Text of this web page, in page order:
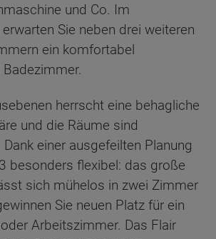
und Co. Im
Sie neben drei weiteren
ein komfortabel
herrscht eine behagliche
und die Räume sind
einer ausgefeilten Planung
besonders flexibel: das große
sich mühelos in zwei Zimmer
Sie neuen Platz für ein
Arbeitszimmer. Das Flair